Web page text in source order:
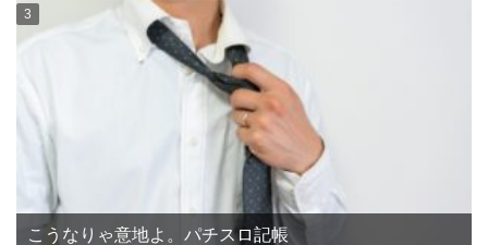
こうなりゃ意地よ。パチスロ記帳